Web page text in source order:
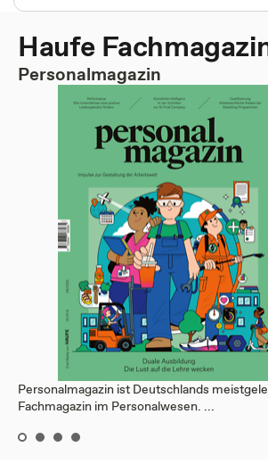
Haufe
Personalmagazin
Personalmagazin ist Deutschlands
Fachmagazin im Personalwesen. ...